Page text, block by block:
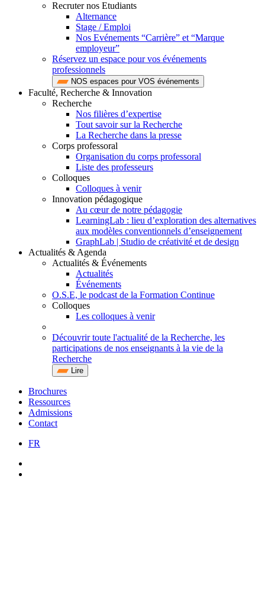
Recruter nos Etudiants
Alternance
Stage / Emploi
Nos Evénements “Carrière” et “Marque
employeur”
Réservez un espace pour vos événements
professionnels
NOS espaces pour VOS événements
Faculté, Recherche & Innovation
Recherche
Nos filières d’expertise
Tout savoir sur la Recherche
La Recherche dans la presse
Corps professoral
Organisation du corps professoral
Liste des professeurs
Colloques
Colloques à venir
Innovation pédagogique
Au cœur de notre pédagogie
LearningLab : lieu d’exploration des alternatives
aux modèles conventionnels d’enseignement
GraphLab | Studio de créativité et de design
Actualités & Agenda
Actualités & Événements
Actualités
Événements
O.S.E, le podcast de la Formation Continue
Colloques
Les colloques à venir
Découvrir toute l'actualité de la Recherche, les
participations de nos enseignants à la vie de la
Recherche
Lire
Brochures
Ressources
Admissions
Contact
FR